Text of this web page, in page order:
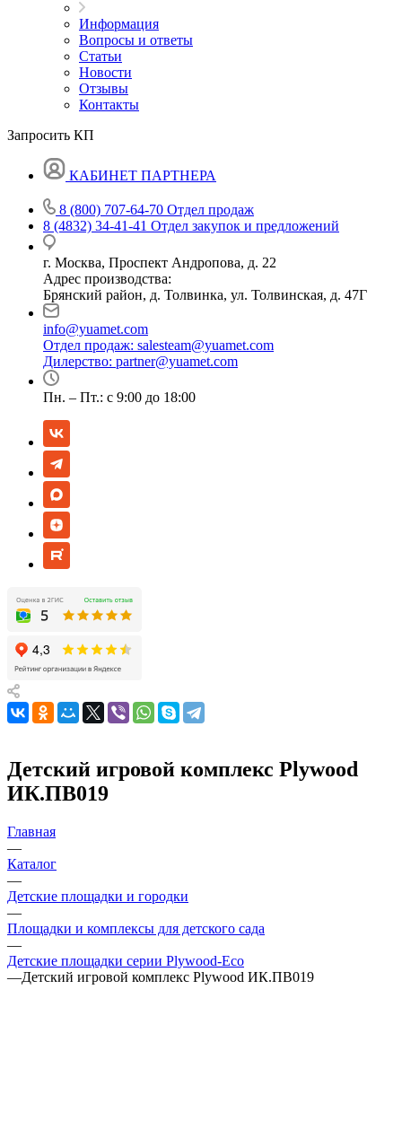
Информация
Вопросы и ответы
Статьи
Новости
Отзывы
Контакты
Запросить КП
КАБИНЕТ ПАРТНЕРА
8 (800) 707-64-70 Отдел продаж
8 (4832) 34-41-41 Отдел закупок и предложений
г. Москва, Проспект Андропова, д. 22
Адрес производства:
Брянский район, д. Толвинка, ул. Толвинская, д. 47Г
info@yuamet.com
Отдел продаж: salesteam@yuamet.com
Дилерство: partner@yuamet.com
Пн. – Пт.: с 9:00 до 18:00
Детский игровой комплекс Plywood
ИК.ПВ019
Главная
—
Каталог
—
Детские площадки и городки
—
Площадки и комплексы для детского сада
—
Детские площадки серии Plywood-Eco
—Детский игровой комплекс Plywood ИК.ПВ019